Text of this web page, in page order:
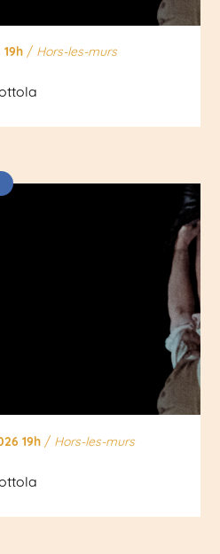
/ Hors-les-murs
19h/ Hors-les-murs